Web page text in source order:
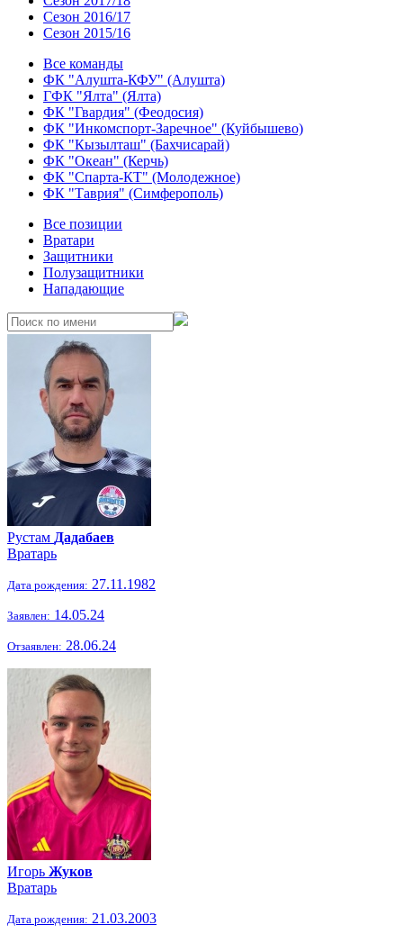
Сезон 2016/17
Сезон 2015/16
Все команды
ФК "Алушта-КФУ" (Алушта)
ГФК "Ялта" (Ялта)
ФК "Гвардия" (Феодосия)
ФК "Инкомспорт-Заречное" (Куйбышево)
ФК "Кызылташ" (Бахчисарай)
ФК "Океан" (Керчь)
ФК "Спарта-КТ" (Молодежное)
ФК "Таврия" (Симферополь)
Все позиции
Вратари
Защитники
Полузащитники
Нападающие
Рустам Дадабаев
Вратарь
Дата рождения: 27.11.1982
Заявлен: 14.05.24
Отзаявлен: 28.06.24
Игорь Жуков
Вратарь
Дата рождения: 21.03.2003